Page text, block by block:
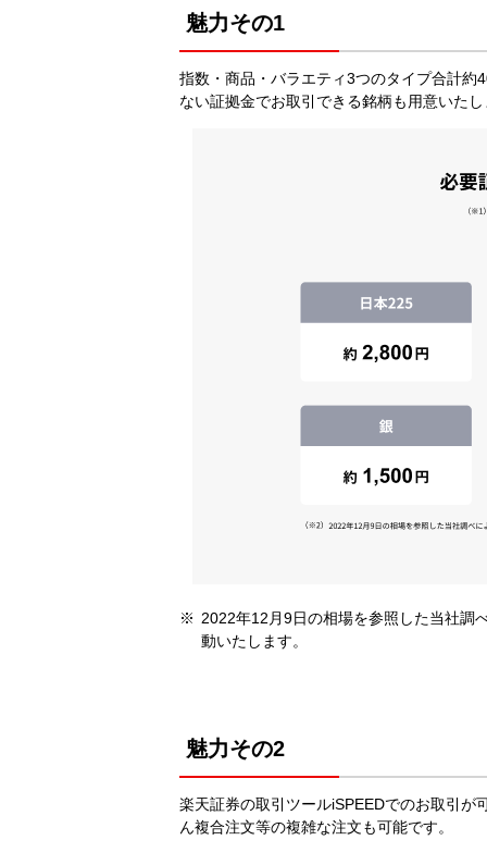
魅力その1
指数・商品・バラエティ3つのタイプ合計
ない証拠金でお取引できる銘柄も用意いた
2022年12月9日の相場を参照した当社調
動いたします。
魅力その2
楽天証券の取引ツールiSPEEDでのお取引が
ん複合注文等の複雑な注文も可能です。